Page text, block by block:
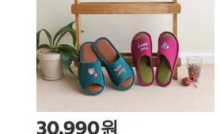
30,990원